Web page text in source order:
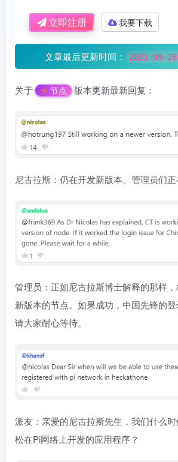
立即注册 我要下载
文章最后更新时间： 2021-09-
关于 节点 版本更新最新回复：
尼古拉斯：仍在开发新版本。管理员们正
管理员：正如尼古拉斯博士解释的那样
新版本的节点。如果成功，中国先锋的登
请大家耐心等待。
派友：亲爱的尼古拉斯先生，我们什么
松在Pi网络上开发的应用程序？